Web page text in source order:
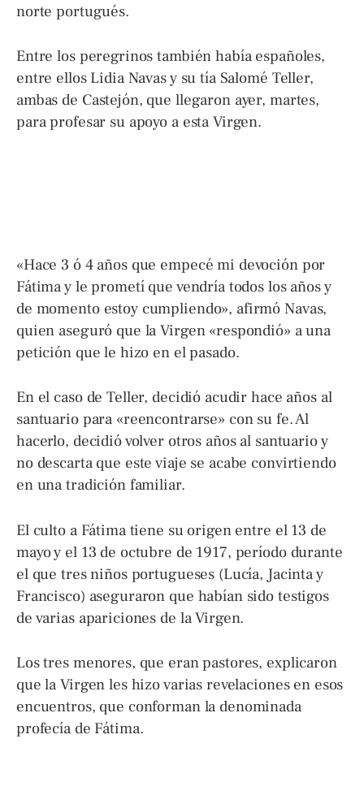
norte portugués.
Entre los peregrinos también había españoles,
entre ellos Lidia Navas y su tía Salomé Teller,
ambas de Castejón, que llegaron ayer, martes,
para profesar su apoyo a esta Virgen.
«Hace 3 ó 4 años que empecé mi devoción por
Fátima y le prometí que vendría todos los años y
de momento estoy cumpliendo», afirmó Navas,
quien aseguró que la Virgen «respondió» a una
petición que le hizo en el pasado.
En el caso de Teller, decidió acudir hace años al
santuario para «reencontrarse» con su fe. Al
hacerlo, decidió volver otros años al santuario y
no descarta que este viaje se acabe convirtiendo
en una tradición familiar.
El culto a Fátima tiene su origen entre el 13 de
mayo y el 13 de octubre de 1917, período durante
el que tres niños portugueses (Lucía, Jacinta y
Francisco) aseguraron que habían sido testigos
de varias apariciones de la Virgen.
Los tres menores, que eran pastores, explicaron
que la Virgen les hizo varias revelaciones en esos
encuentros, que conforman la denominada
profecía de Fátima.